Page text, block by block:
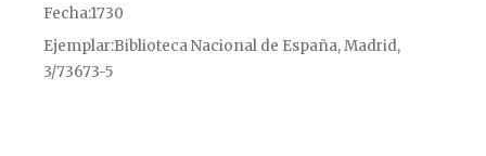
Fecha1730
Ejemplar Biblioteca Nacional de España, Madrid,
3/73673-5